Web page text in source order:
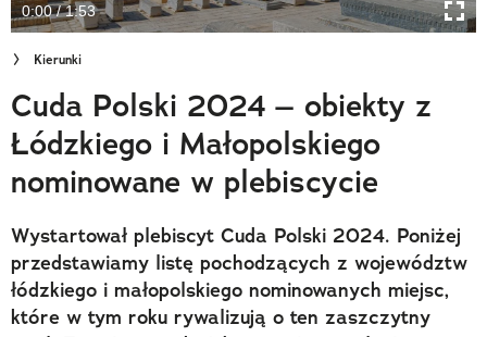
Cuda Polski
Wielki Konkurs Fotograficzny
Trendbook Podróżniczy
Polecane
0:00 / 1:53
Kierunki
Cuda Polski 2024 – obiekty z
Łódzkiego i Małopolskiego
nominowane w plebiscycie
Wystartował plebiscyt Cuda Polski 2024. Poniżej
przedstawiamy listę pochodzących z województw
łódzkiego i małopolskiego nominowanych miejsc,
które w tym roku rywalizują o ten zaszczytny